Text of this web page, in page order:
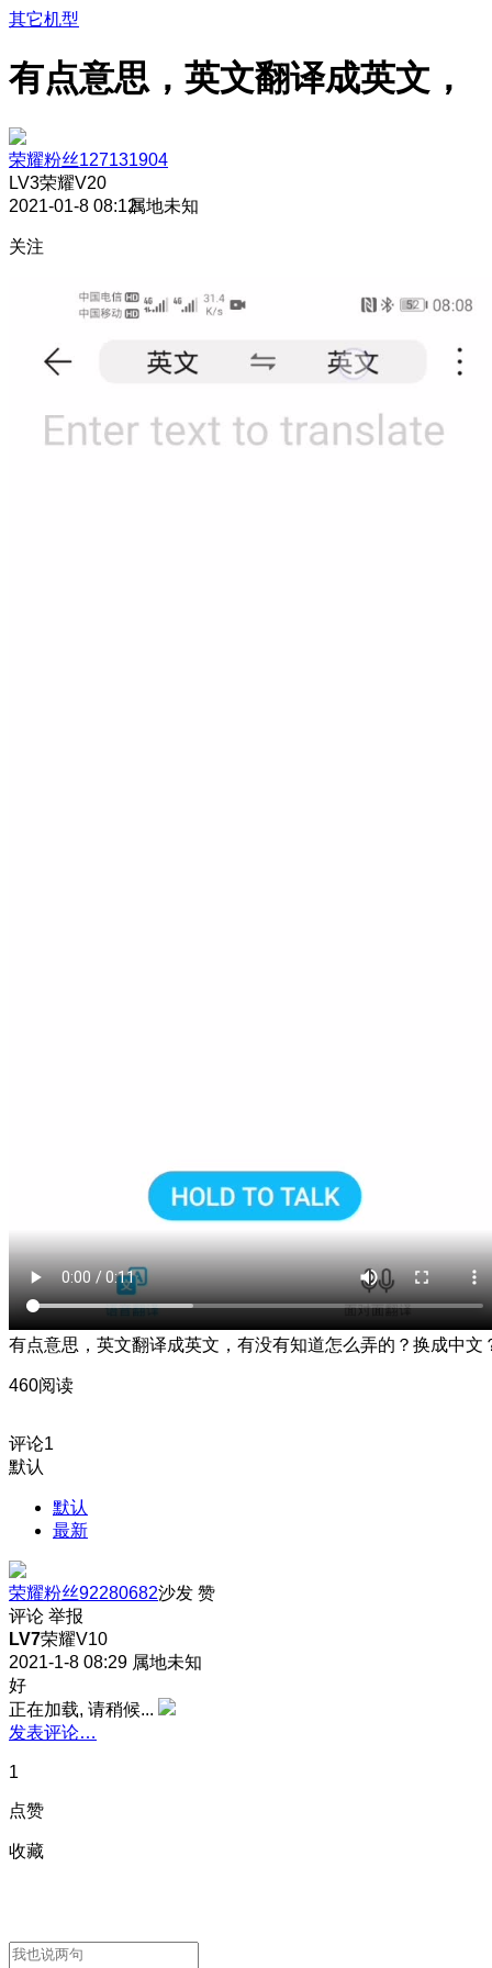
其它机型
有点意思，英文翻译成英文，
荣耀粉丝127131904
LV3荣耀V20
2021-01-8 08:12属地未知
关注
有点意思，英文翻译成英文，有没有知道怎么弄的？换成中文
460阅读
评论1
默认
默认
最新
荣耀粉丝92280682沙发 赞
评论 举报
LV7荣耀V10
2021-1-8 08:29 属地未知
好
正在加载, 请稍候...
发表评论…
1
点赞
收藏